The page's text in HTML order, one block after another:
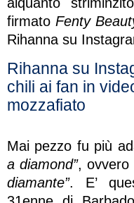
firmatoFenty
Rihanna su
Rihanna su
chili ai fan in
mozzafiato
Mai pezzo fu più
a diamond”, ovvero
diamante”. E’